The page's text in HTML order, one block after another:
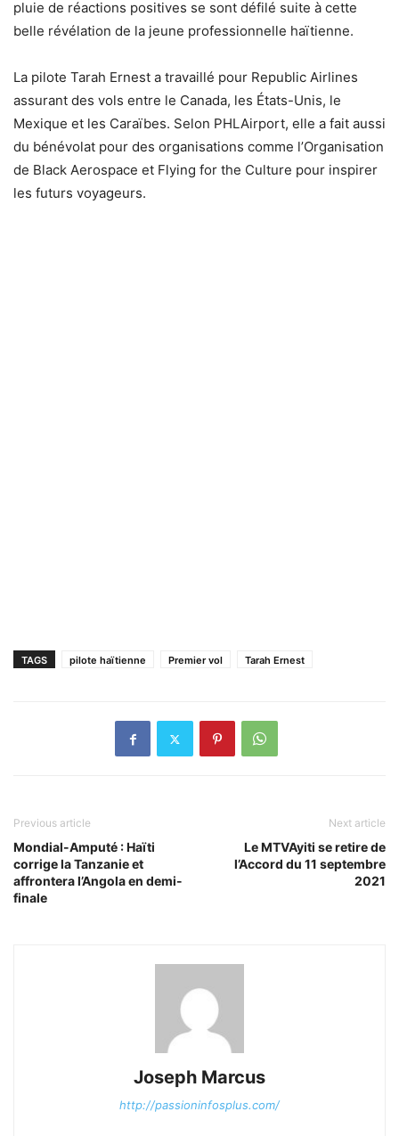
pluie de réactions positives se sont défilé suite à cette
belle révélation de la jeune professionnelle haïtienne.
La pilote Tarah Ernest a travaillé pour Republic Airlines
assurant des vols entre le Canada, les États-Unis, le
Mexique et les Caraïbes. Selon PHLAirport, elle a fait aussi
du bénévolat pour des organisations comme l’Organisation
de Black Aerospace et Flying for the Culture pour inspirer
les futurs voyageurs.
TAGS pilote haïtienne Premier vol Tarah Ernest
Previous article
Mondial-Amputé : Haïti
corrige la Tanzanie et
affrontera l’Angola en demi-
finale
Next article
Le MTVAyiti se retire de
l’Accord du 11 septembre
2021
Joseph Marcus
http://passioninfosplus.com/